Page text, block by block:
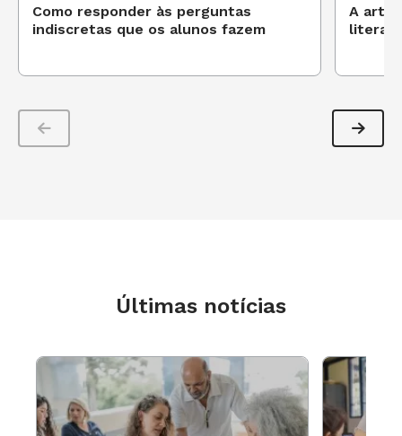
Como responder às perguntas
indiscretas que os alunos fazem
A arte
Últimas notícias